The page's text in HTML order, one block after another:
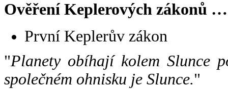
Ověření Keplerových zákonů …
První Keplerův zákon
"Planety obíhají kolem Slunce
společném ohnisku je Slunce."